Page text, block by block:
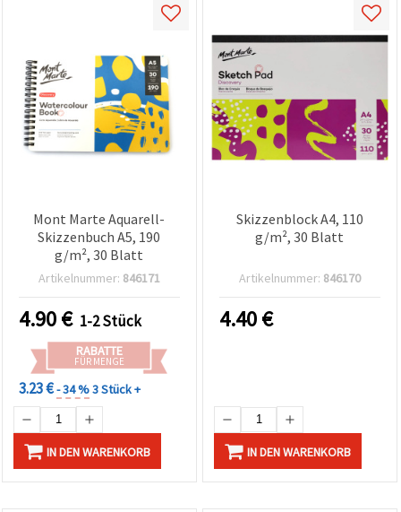
Mont Marte Aquarell-
Skizzenbuch A5, 190
g/m², 30 Blatt
Artikelnummer: 846171
4.90€ 1-2 Stück
RABATTE
FÜR MENGE
3.23 €- 34 %3 Stück +
IN DEN WARENKORB
Skizzenblock A4, 110
g/m², 30 Blatt
Artikelnummer: 846170
4.40€
IN DEN WARENKORB